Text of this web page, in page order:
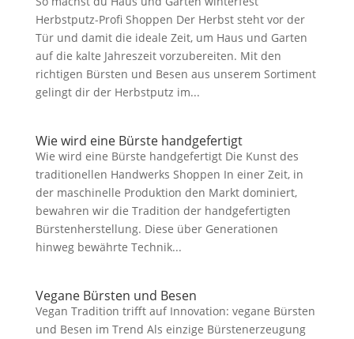
Herbstputz-Profi Shoppen Der Herbst steht vor der
Tür und damit die ideale Zeit, um Haus und Garten
auf die kalte Jahreszeit vorzubereiten. Mit den
richtigen Bürsten und Besen aus unserem Sortiment
gelingt dir der Herbstputz im...
Wie wird eine Bürste handgefertigt
Wie wird eine Bürste handgefertigt Die Kunst des
traditionellen Handwerks Shoppen In einer Zeit, in
der maschinelle Produktion den Markt dominiert,
bewahren wir die Tradition der handgefertigten
Bürstenherstellung. Diese über Generationen
hinweg bewährte Technik...
Vegane Bürsten und Besen
Vegan Tradition trifft auf Innovation: vegane Bürsten
und Besen im Trend Als einzige Bürstenerzeugung